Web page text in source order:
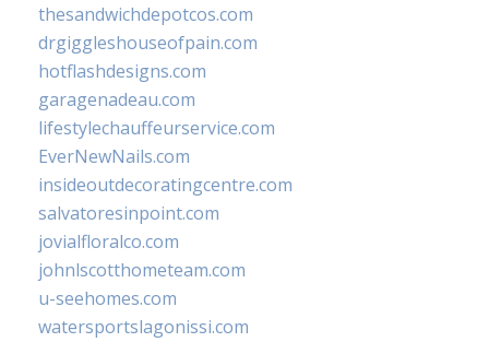
thesandwichdepotcos.com
drgiggleshouseofpain.com
hotflashdesigns.com
garagenadeau.com
lifestylechauffeurservice.com
EverNewNails.com
insideoutdecoratingcentre.com
salvatoresinpoint.com
jovialfloralco.com
johnlscotthometeam.com
u-seehomes.com
watersportslagonissi.com